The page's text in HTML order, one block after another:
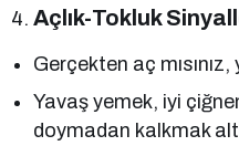
Açlık-Tokluk
Gerçekten aç mısınız,
Yavaş yemek, iyi
doymadan kalkmak